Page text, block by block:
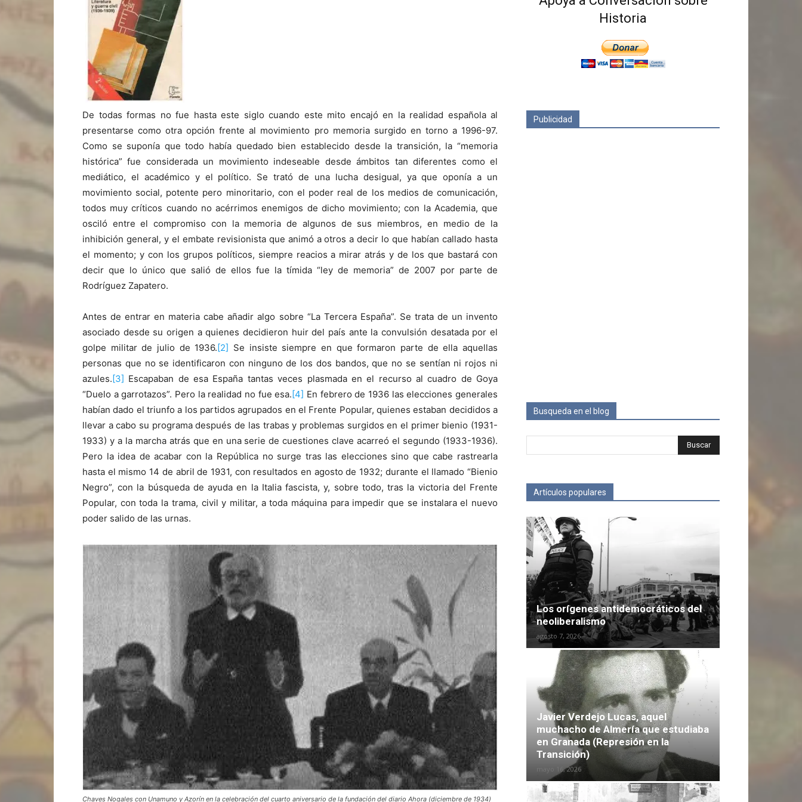
De todas formas no fue hasta este siglo cuando este mito encajó en la realidad española al
presentarse como otra opción frente al movimiento pro memoria surgido en torno a 1996-97.
Como se suponía que todo había quedado bien establecido desde la transición, la “memoria
histórica” fue considerada un movimiento indeseable desde ámbitos tan diferentes como el
mediático, el académico y el político. Se trató de una lucha desigual, ya que oponía a un
movimiento social, potente pero minoritario, con el poder real de los medios de comunicación,
todos muy críticos cuando no acérrimos enemigos de dicho movimiento; con la Academia, que
osciló entre el compromiso con la memoria de algunos de sus miembros, en medio de la
inhibición general, y el embate revisionista que animó a otros a decir lo que habían callado hasta
el momento; y con los grupos políticos, siempre reacios a mirar atrás y de los que bastará con
decir que lo único que salió de ellos fue la tímida “ley de memoria” de 2007 por parte de
Rodríguez Zapatero.
Antes de entrar en materia cabe añadir algo sobre “La Tercera España”. Se trata de un invento
asociado desde su origen a quienes decidieron huir del país ante la convulsión desatada por el
golpe militar de julio de 1936. [2] Se insiste siempre en que formaron parte de ella aquellas
personas que no se identificaron con ninguno de los dos bandos, que no se sentían ni rojos ni
azules. [3] Escapaban de esa España tantas veces plasmada en el recurso al cuadro de Goya
“Duelo a garrotazos”. Pero la realidad no fue esa. [4] En febrero de 1936 las elecciones generales
habían dado el triunfo a los partidos agrupados en el Frente Popular, quienes estaban decididos a
llevar a cabo su programa después de las trabas y problemas surgidos en el primer bienio (1931-
1933) y a la marcha atrás que en una serie de cuestiones clave acarreó el segundo (1933-1936).
Pero la idea de acabar con la República no surge tras las elecciones sino que cabe rastrearla
hasta el mismo 14 de abril de 1931, con resultados en agosto de 1932; durante el llamado “Bienio
Negro”, con la búsqueda de ayuda en la Italia fascista, y, sobre todo, tras la victoria del Frente
Popular, con toda la trama, civil y militar, a toda máquina para impedir que se instalara el nuevo
poder salido de las urnas.
Chaves Nogales con Unamuno y Azorín en la celebración del cuarto aniversario de la fundación del diario Ahora (diciembre de 1934)
Historia
Publicidad
Busqueda en el blog
Artículos populares
Los orígenes antidemocráticos del
neoliberalismo
agosto 7, 2026
Javier Verdejo Lucas, aquel
muchacho de Almería que estudiaba
en Granada (Represión en la
Transición)
mayo 16, 2026